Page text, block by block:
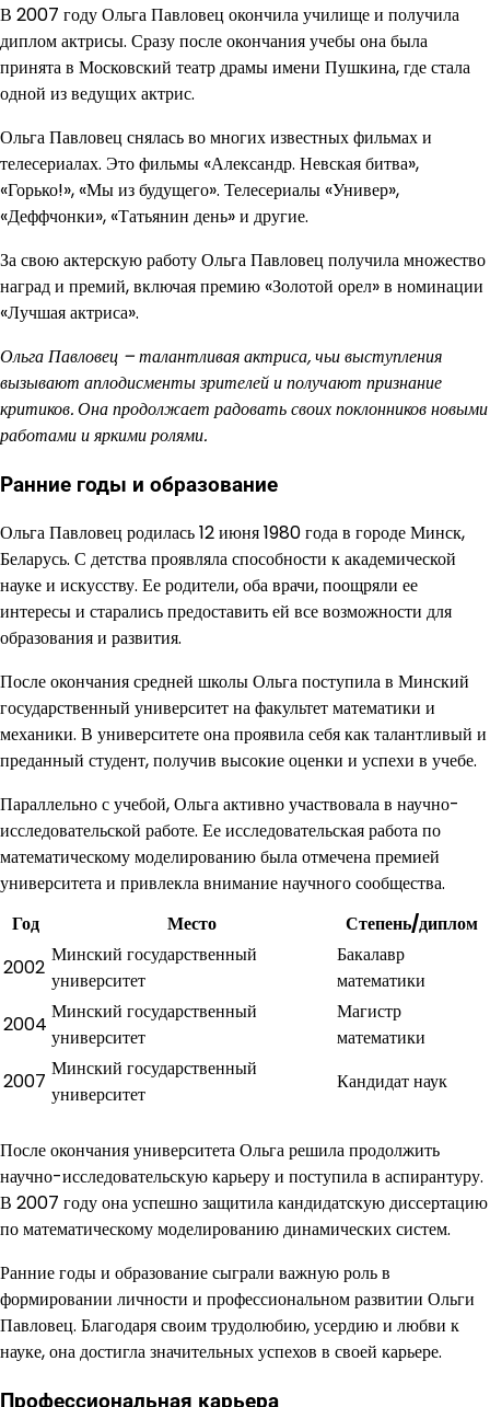
В 2007 году Ольга Павловец окончила училище и получила
диплом актрисы. Сразу после окончания учебы она была
принята в Московский театр драмы имени Пушкина, где стала
одной из ведущих актрис.
Ольга Павловец снялась во многих известных фильмах и
телесериалах. Это фильмы «Александр. Невская битва»,
«Горько!», «Мы из будущего». Телесериалы «Универ»,
«Деффчонки», «Татьянин день» и другие.
За свою актерскую работу Ольга Павловец получила множество
наград и премий, включая премию «Золотой орел» в номинации
«Лучшая актриса».
Ольга Павловец – талантливая актриса, чьи выступления
вызывают аплодисменты зрителей и получают признание
критиков. Она продолжает радовать своих поклонников новыми
работами и яркими ролями.
Ранние годы и образование
Ольга Павловец родилась 12 июня 1980 года в городе Минск,
Беларусь. С детства проявляла способности к академической
науке и искусству. Ее родители, оба врачи, поощряли ее
интересы и старались предоставить ей все возможности для
образования и развития.
После окончания средней школы Ольга поступила в Минский
государственный университет на факультет математики и
механики. В университете она проявила себя как талантливый и
преданный студент, получив высокие оценки и успехи в учебе.
Параллельно с учебой, Ольга активно участвовала в научно-
исследовательской работе. Ее исследовательская работа по
математическому моделированию была отмечена премией
университета и привлекла внимание научного сообщества.
Год
Место
Степень/диплом
2002
Минский государственный
университет
Бакалавр
математики
2004
Минский государственный
университет
Магистр
математики
2007
Минский государственный
университет
Кандидат наук
После окончания университета Ольга решила продолжить
научно-исследовательскую карьеру и поступила в аспирантуру.
В 2007 году она успешно защитила кандидатскую диссертацию
по математическому моделированию динамических систем.
Ранние годы и образование сыграли важную роль в
формировании личности и профессиональном развитии Ольги
Павловец. Благодаря своим трудолюбию, усердию и любви к
науке, она достигла значительных успехов в своей карьере.
Профессиональная карьера